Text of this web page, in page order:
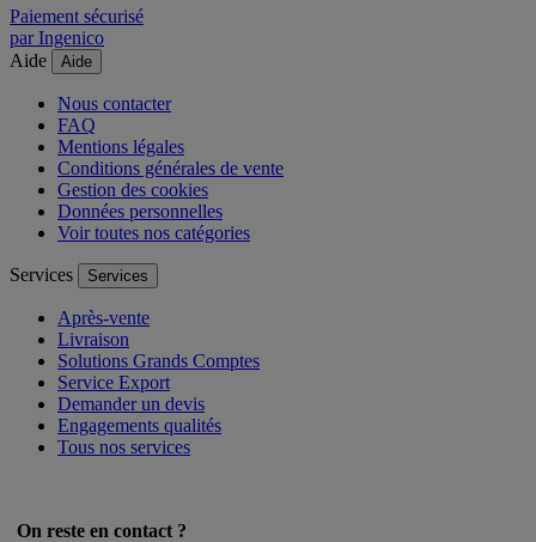
Paiement sécurisé
par Ingenico
Aide
Aide
Nous contacter
FAQ
Mentions légales
Conditions générales de vente
Gestion des cookies
Données personnelles
Voir toutes nos catégories
Services Services
Après-vente
Livraison
Solutions Grands Comptes
Service Export
Demander un devis
Engagements qualités
Tous nos services
On reste en contact ?